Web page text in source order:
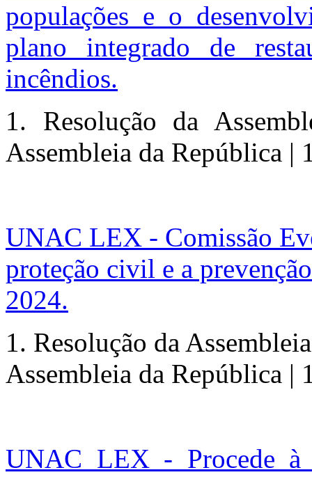
populações e o
plano integrado de
incêndios.
1. Resolução da
Assembleia da República |
UNAC LEX - Comissão
proteção civil e a
2024.
1. Resolução da
Assembleia da República |
UNAC LEX - Procede à